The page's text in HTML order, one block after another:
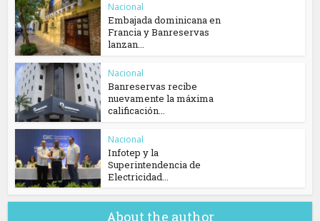
Nacional
Embajada dominicana en
Francia y Banreservas
lanzan...
Nacional
Banreservas recibe
nuevamente la máxima
calificación...
Nacional
Infotep y la
Superintendencia de
Electricidad...
About the author